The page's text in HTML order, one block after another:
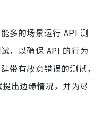
多的场景运行 API 测
，以确保 API 的行为
带有故意错误的测试，
出边缘情况，并为尽